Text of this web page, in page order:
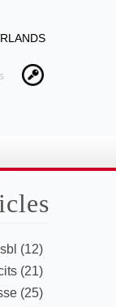
(12)
(21)
(25)